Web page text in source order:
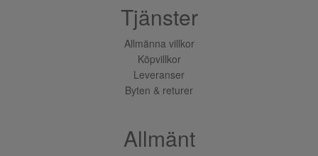
Tjänster
Allmänna villkor
Köpvillkor
Leveranser
Byten & returer
Allmänt